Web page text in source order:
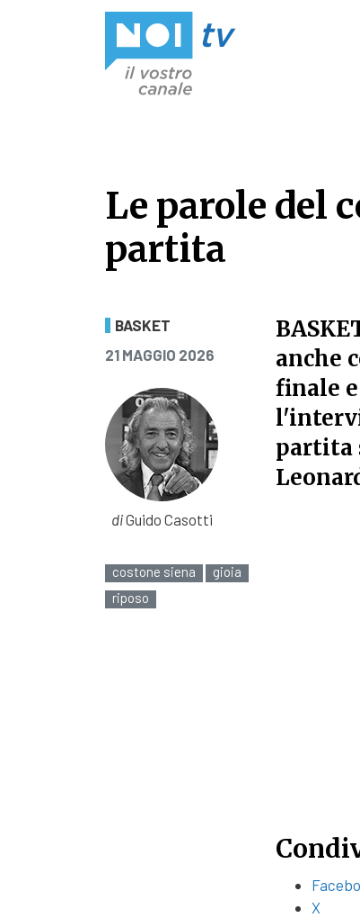
Le parole del
partita
Le parole del
BASKET
PUBBLICATO IL
21 MAGGIO 2026
diGuido Casotti
costone siena
gioia
riposo
anche
finale
partita
X